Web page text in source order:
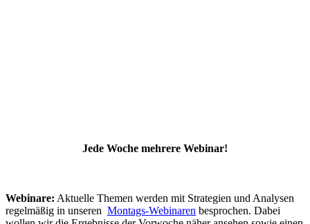
Jede Woche mehrere Webinar!
Webinare: Aktuelle Themen werden mit Strategien und Analysen
regelmäßig in unseren Montags-Webinaren besprochen. Dabei